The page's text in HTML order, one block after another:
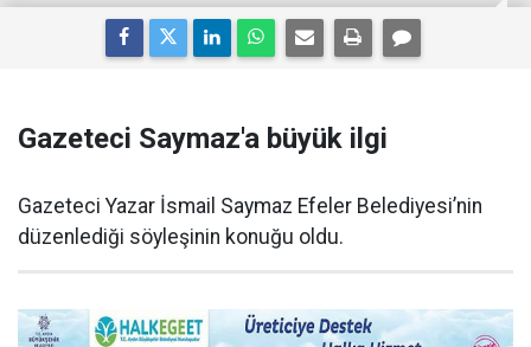
Gazeteci Saymaz'a büyük ilgi
Gazeteci Yazar İsmail Saymaz Efeler Belediyesi’nin
düzenlediği söyleşinin konuğu oldu.